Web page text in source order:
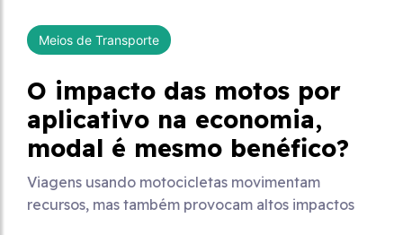
Meios de Transporte
O impacto das motos por
aplicativo na economia,
modal é mesmo benéfico?
Viagens usando motocicletas movimentam
recursos, mas também provocam altos impactos